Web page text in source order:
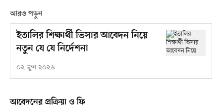
আরও পড়ুন
ইতালির শিক্ষার্থী ভিসার আবেদন নিয়ে
নতুন যে যে নির্দেশনা
০২ জুন ২০২৬
আবেদনের প্রক্রিয়া ও ফি